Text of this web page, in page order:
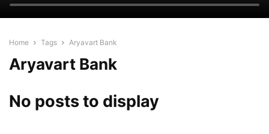
Home Tags Aryavart Bank
Aryavart Bank
No posts to display